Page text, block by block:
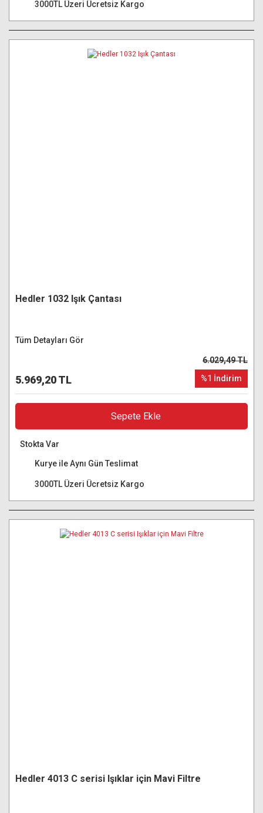
3000TL Üzeri Ücretsiz Kargo
Hedler 1032 Işık Çantası
Tüm Detayları Gör
5.969,20 TL
6.029,49 TL
%1 İndirim
Sepete Ekle
Stokta Var
Kurye ile Aynı Gün Teslimat
3000TL Üzeri Ücretsiz Kargo
Hedler 4013 C serisi Işıklar için Mavi Filtre